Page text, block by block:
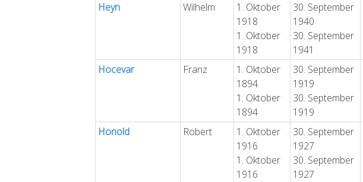
Heyn Wilhelm
1. Oktober
1918
1. Oktober
1918
30. September
1940
30. September
1941
Hocevar Franz
1. Oktober
1894
1. Oktober
1894
30. September
1919
30. September
1919
Honold Robert
1. Oktober
1916
1. Oktober
1916
30. September
1927
30. September
1927